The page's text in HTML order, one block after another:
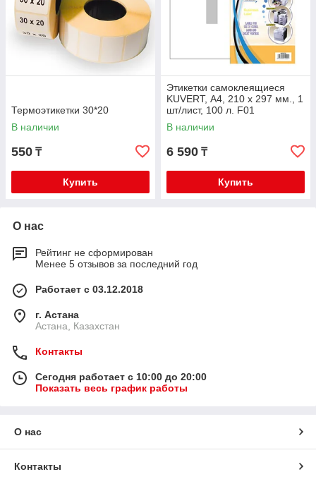
Термоэтикетки 30*20
В наличии
550 ₸
Купить
Этикетки самоклеящиеся
KUVERT, А4, 210 х 297 мм., 1
шт/лист, 100 л. F01
В наличии
6 590 ₸
Купить
О нас
Рейтинг не сформирован
Менее 5 отзывов за последний год
Работает с 03.12.2018
г. Астана
Астана, Казахстан
Контакты
Сегодня работает с 10:00 до 20:00
Показать весь график работы
О нас
Контакты